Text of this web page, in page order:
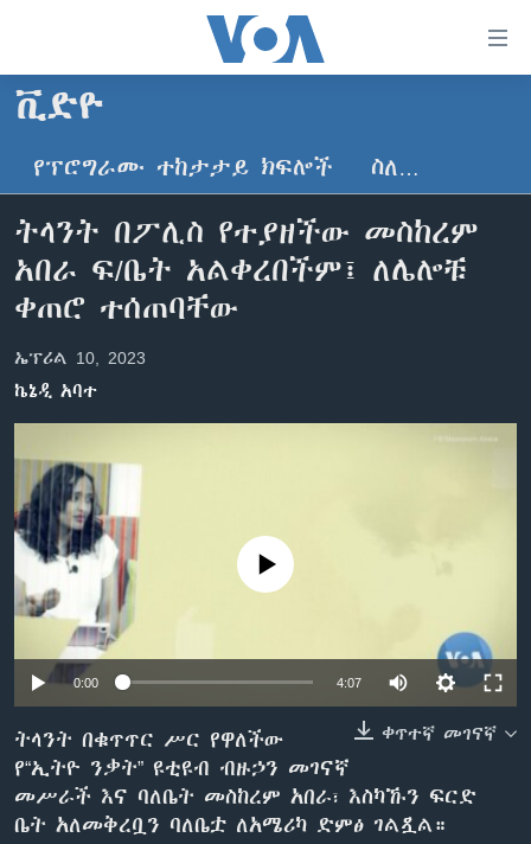
ማገናኛዎች
ዋናው
ይዘት
ወደ
ዋናው
ይዘት
ወደ
ዋናው
ዜና
ኢትዮጵያ
አሜሪካ
ኑሮ በጤንነት
ከምሽቱ ሦስት ሰዓት የአማርኛ ዜና
ቪዲዮ
ክምችት
ይከተሉን
ቋንቋዎች
ቪድዮ
የፕሮግራሙ ተከታታይ ክፍሎች ስለ…
ትላንት በፖሊስ የተያዘችው መስከረም
አበራ ፍ/ቤት አልቀረበችም፤ ለሌሎቹ
ቀጠሮ ተሰጠባቸው
ኤፕሪል 10, 2023
ኬኔዲ አባተ
No media source currently available
0:00 4:07
ቀጥተኛ መገናኛ
ትላንት በቁጥጥር ሥር የዋለችው
የ“ኢትዮ ንቃት” ዩቲዩብ ብዙኃን መገናኛ
መሥራች እና ባለቤት መስከረም አበራ፣ እስካኹን ፍርድ
ቤት አለመቅረቧን ባለቤቷ ለአሜሪካ ድምፅ ገልጿል።